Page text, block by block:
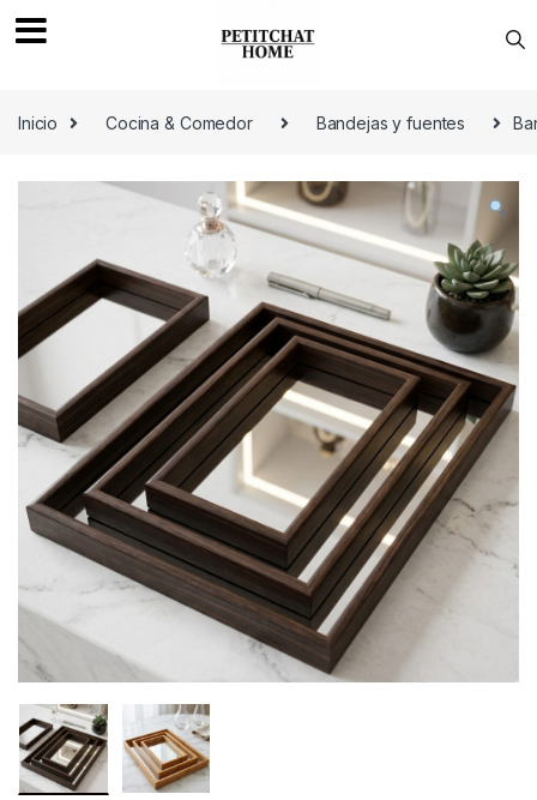
Inicio
Cocina & Comedor Bandejas y fuentes